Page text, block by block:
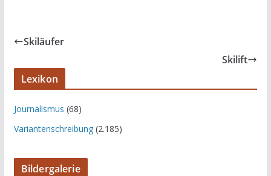
Skiläufer
Skilift
Lexikon
Journalismus (68)
Variantenschreibung(2.185)
Bildergalerie